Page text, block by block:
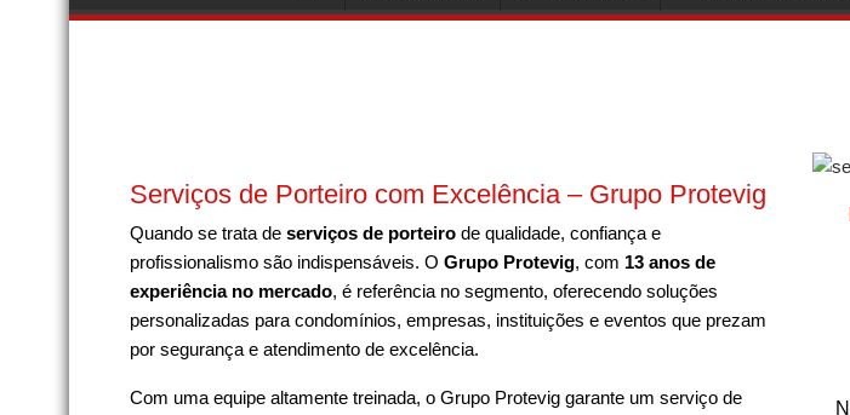
Serviços de Porteiro com Excelência – Grupo Protevig
Quando se trata de serviços de porteiro de qualidade, confiança e
profissionalismo são indispensáveis. O Grupo Protevig, com 13 anos de
experiência no mercado, é referência no segmento, oferecendo soluções
personalizadas para condomínios, empresas, instituições e eventos que prezam
por segurança e atendimento de excelência.
Com uma equipe altamente treinada, o Grupo Protevig garante um serviço de